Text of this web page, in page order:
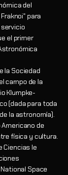
del
para
el primer
la Sociedad
campo de la
Klumpke-
(dada para toda
la astronomía).
de
física y cultura.
Ciencias le
Space